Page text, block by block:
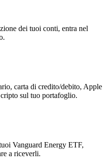
dei tuoi conti, entra nel
carta di credito/debito, Apple
sul tuo portafoglio.
Vanguard Energy ETF,
a riceverli.